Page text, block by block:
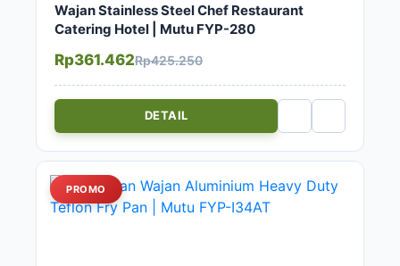
Wajan Stainless Steel Chef Restaurant
Catering Hotel | Mutu FYP-280
Rp361.462Rp425.250
DETAIL
PROMO